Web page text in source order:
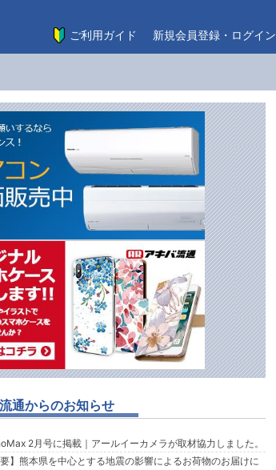
ご利用ガイド 新規会員登録・ログイン
通からのお知らせ
2月号に掲載｜アールイーカメラが取材協力しました。
要】熊本県を中心とする地震の影響によるお荷物のお届けに